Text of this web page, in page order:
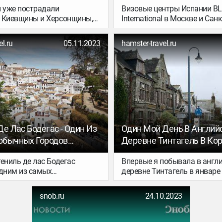
С Потерями
Второй Мировой Войне
уже пострадали
Киевщины и Херсонщины,
стеклозавод.
Визовые центры Испании
International в Москве и
Петербурге объявили о
подачи документов на
говорится на сайте
05.11.2023
Лас Бодегас - Один Из
Городов
де лас Бодегас
из самых
в Андалусии. Живет тут
2 000 человек. А
заключается в том, что
и домами нависают
hamster-travel.ru
Один Мой День В
Деревне Тинтагель В
Который Я Запомнила
Впервые я побывала в
деревне Тинтагель в
Эта старинная деревня,
в графстве Корнуолл,
настолько, что я мечтала в
вернуться несколько лет, и
snob.ru 24.10.2023